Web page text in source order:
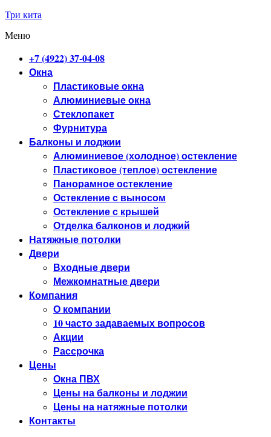
Перейти
содержимому
Три кита
Меню
+7 (4922) 37-04-08
Окна
Пластиковые окна
Алюминиевые окна
Стеклопакет
Фурнитура
Балконы и лоджии
Алюминиевое (холодное) остекление
Пластиковое (теплое) остекление
Панорамное остекление
Остекление с выносом
Остекление с крышей
Отделка балконов и лоджий
Натяжные потолки
Двери
Входные двери
Межкомнатные двери
Компания
О компании
10 часто задаваемых вопросов
Акции
Рассрочка
Цены
Окна ПВХ
Цены на балконы и лоджии
Цены на натяжные потолки
Контакты